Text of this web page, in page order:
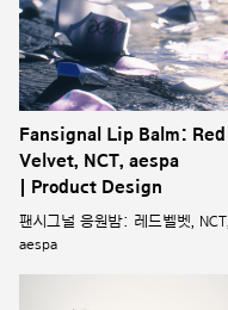
Fansignal Lip Balm: Red
Velvet, NCT, aespa
| Product Design
팬시그널 응원밤: 레드벨벳, NCT,
aespa